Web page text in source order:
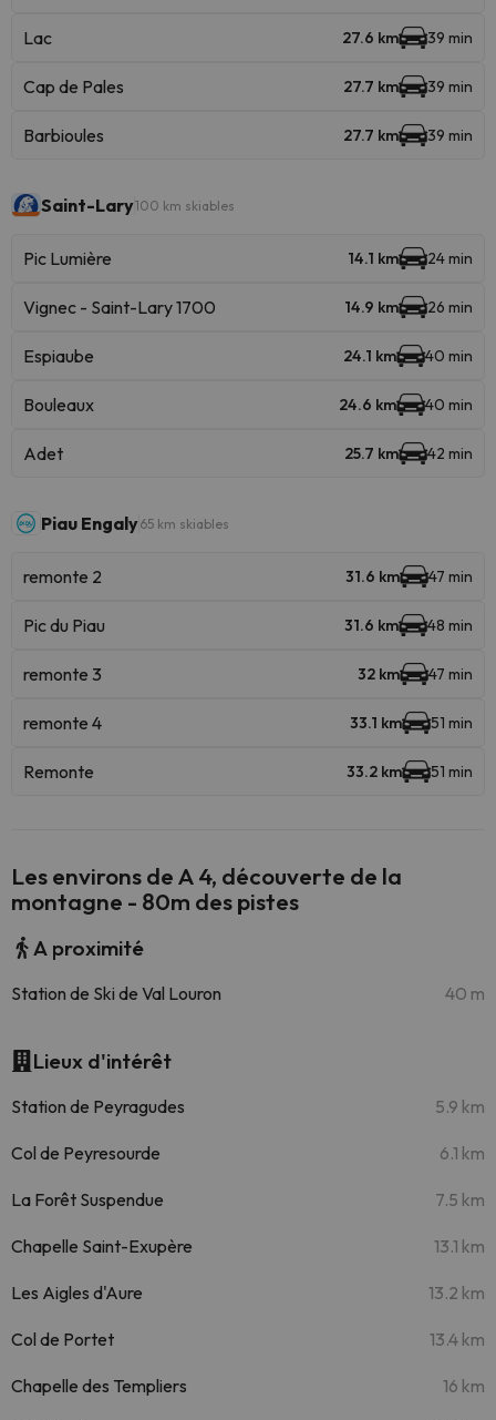
Lac 27.6 km 39 min
Cap de Pales 27.7 km 39 min
Barbioules 27.7 km 39 min
Saint-Lary100 km skiables
Pic Lumière 14.1 km 24 min
Vignec - Saint-Lary 1700 14.9 km 26 min
Espiaube 24.1 km 40 min
Bouleaux 24.6 km 40 min
Adet 25.7 km 42 min
Piau Engaly65 km skiables
remonte 2 31.6 km 47 min
Pic du Piau 31.6 km 48 min
remonte 3 32 km 47 min
remonte 4 33.1 km 51 min
Remonte 33.2 km 51 min
Les environs de A 4, découverte de la
montagne - 80m des pistes
A proximité
Station de Ski de Val Louron 40 m
Lieux d'intérêt
Station de Peyragudes 5.9 km
Col de Peyresourde 6.1 km
La Forêt Suspendue 7.5 km
Chapelle Saint-Exupère 13.1 km
Les Aigles d'Aure 13.2 km
Col de Portet 13.4 km
Chapelle des Templiers 16 km